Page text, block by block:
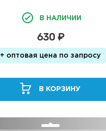
В НАЛИЧИИ
630 ₽
+ оптовая цена по запросу
В КОРЗИНУ